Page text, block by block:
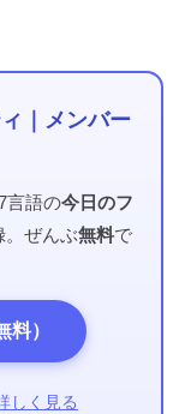
｜メンバー
言語の今日のフ
。ぜんぶ無料で
）
しく見る